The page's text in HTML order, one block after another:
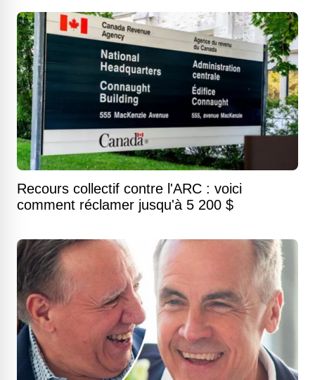
Recours collectif contre l'ARC : voici
comment réclamer jusqu'à 5 200 $